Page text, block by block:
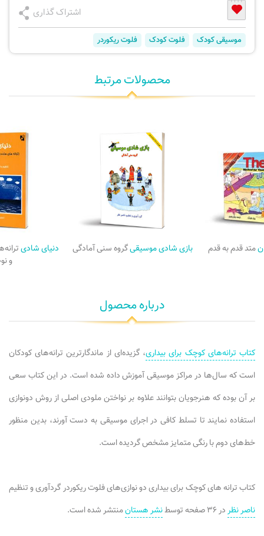
اشتراک گذاری
موسیقی کودک فلوت کودک فلوت ریکوردر
محصولات مرتبط
متد قدم به قدم بازی شادی موسیقیگروه سنی آمادگی دنیای شادی
و
درباره محصول
کتاب ترانه‌های کوچک برای بیداری، گزیده‌ای از ماندگارترین ترانه‌های کودکان
است که سال‌ها در مراکز موسیقی آموزش داده شده است. در این کتاب سعی
بر آن بوده که هنرجویان بتوانند علاوه بر نواختن ملودی اصلی از روش دونوازی
استفاده نمایند تا تسلط کافی در اجرای موسیقی به دست آورند، بدین منظور
خط‌های دوم با رنگی متمایز مشخص گردیده است.
کتاب ترانه های کوچک برای بیداری دو نوازی‌های فلوت ریکوردر گردآوری و تنظیم
ناصر نظر در ۳۶ صفحه توسط نشر هستانمنتشر شده است.